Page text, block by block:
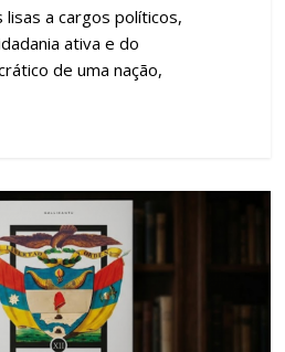
lisas a cargos políticos,
ativa e do
de uma nação,